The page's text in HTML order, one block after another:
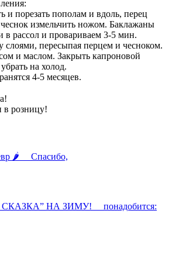
и порезать пополам и вдоль, перец
чеснок измельчить ножом. Баклажаны
в рассол и провариваем 3-5 мин.
слоями, пересыпая перцем и чесноком.
и маслом. Закрыть капроновой
на холод.
4-5 месяцев.
в розницу!
🌶 ⠀ Спасибо,
НА ЗИМУ! ⠀ понадобится: